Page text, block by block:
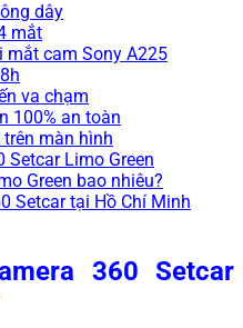
dây
mắt
mắt cam Sony A225
va chạm
100% an toàn
màn hình
Setcar Limo Green
Green bao nhiêu?
Setcar tại Hồ Chí Minh
360 Setcar